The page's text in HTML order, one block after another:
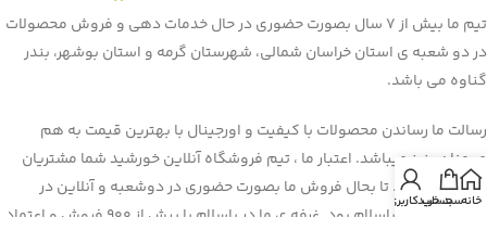
تیم ما بیش از 7 سال بصورت حضوری در حال خدمات دهی و فروش محصولات
در دو شعبه ی استان خراسان شمالی، شهرستان گرمه و استان بوشهر، بندر
گناوه می باشد.
رسالت ما رساندن محصولات با کیفیت و اورجینال با بهترین قیمت به هم
میهنان عزیز میباشد. اعتبار ما ، تیم فروشگاه آنلاین خورشید شما مشتریان
عزیز می باشید. تا بحال فروش ما بصورت حضوری در دوشعبه و آنلاین در
برنامه و سایت باسلام بود. غرفه ی ما در باسلام با بیش از 900 فروش و اعتماد
خانهسبد خرید
حساب کاربری من